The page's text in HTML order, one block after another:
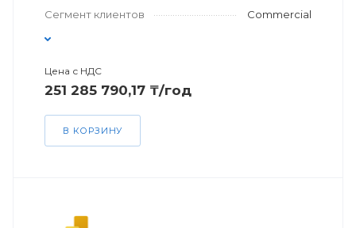
Сегмент клиентов
Commercial
Цена с НДС
251 285 790,17 ₸/год
В КОРЗИНУ